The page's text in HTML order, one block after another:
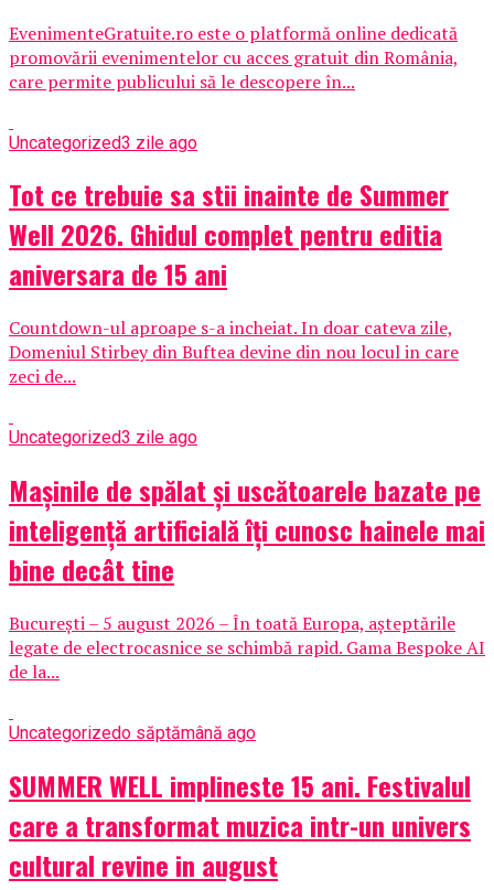
EvenimenteGratuite.ro este o platformă online dedicată
promovării evenimentelor cu acces gratuit din România,
care permite publicului să le descopere în...
Uncategorized3 zile ago
Tot ce trebuie sa stii inainte de Summer
Well 2026. Ghidul complet pentru editia
aniversara de 15 ani
Countdown-ul aproape s-a incheiat. In doar cateva zile,
Domeniul Stirbey din Buftea devine din nou locul in care
zeci de...
Uncategorized3 zile ago
Mașinile de spălat și uscătoarele bazate pe
inteligență artificială îți cunosc hainele mai
bine decât tine
București – 5 august 2026 – În toată Europa, așteptările
legate de electrocasnice se schimbă rapid. Gama Bespoke AI
de la...
Uncategorizedo săptămână ago
SUMMER WELL implineste 15 ani. Festivalul
care a transformat muzica intr-un univers
cultural revine in august